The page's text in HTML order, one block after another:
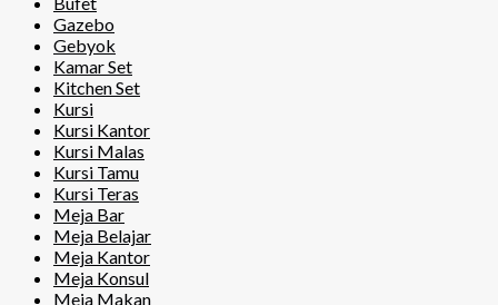
Gazebo
Gebyok
Kamar Set
Kitchen Set
Kursi
Kursi Kantor
Kursi Malas
Kursi Tamu
Kursi Teras
Meja Bar
Meja Belajar
Meja Kantor
Meja Konsul
Meja Makan